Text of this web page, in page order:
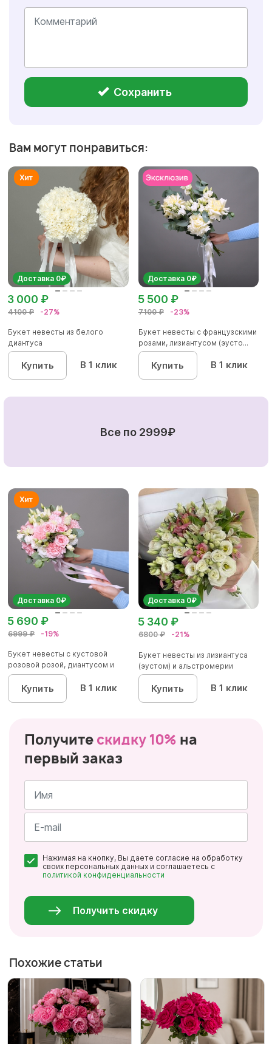
Сохранить
Вам могут понравиться:
Доставка 0₽
4100 ₽ -27%
3 000 ₽
Букет невесты из белого
диантуса
Купить В 1 клик
Доставка 0₽
7100 ₽ -23%
5 500 ₽
Букет невесты с французскими
розами, лизиантусом (эусто...
Купить В 1 клик
Все по 2999₽
Доставка 0₽
6999 ₽ -19%
5 690 ₽
Букет невесты с кустовой
розовой розой, диантусом и
лиз...
Купить В 1 клик
Доставка 0₽
6800 ₽ -21%
5 340 ₽
Букет невесты из лизиантуса
(эустом) и альстромерии
Купить В 1 клик
Получите скидку 10% на
первый заказ
Имя
*
Нажимая на кнопку, Вы даете согласие на обработку
своих персональных данных и соглашаетесь с
политикой конфиденциальности
Получить скидку
Похожие статьи